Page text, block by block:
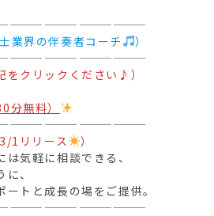
業界の伴奏者コーチ
）
をクリックください♪）
分無料）
3/1リリース
）
気軽に相談できる、
、
トと成長の場をご提供。